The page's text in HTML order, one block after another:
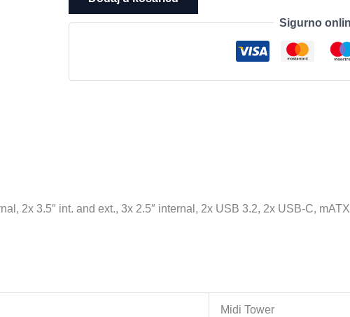
IT-
mATX,
Sigurno
2x 3.5″ int. and ext., 3x 2.5″ internal, 2x USB 3.2, 2x USB-C,
Midi Tower